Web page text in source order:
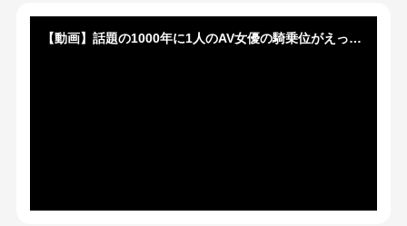
【動画】話題の1000年に1人のAV女優の騎乗位がえっちすぎるｗｗｗｗｗｗｗ